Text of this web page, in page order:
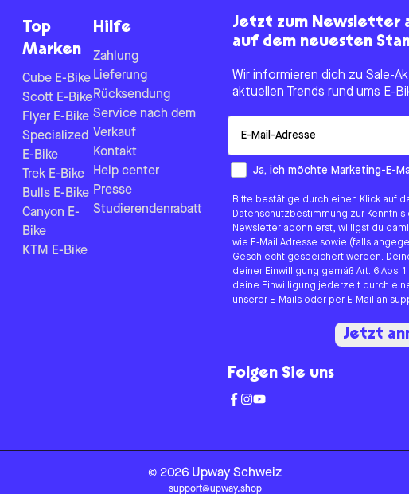
Top
Marken
Cube E-Bike
Scott E-Bike
Flyer E-Bike
Specialized
E-Bike
Trek E-Bike
Bulls E-Bike
Canyon E-
Bike
KTM E-Bike
Hilfe
Zahlung
Lieferung
Rücksendung
Service nach dem
Verkauf
Kontakt
Help center
Presse
Studierendenrabatt
Jetzt zum Newsletter
auf dem neuesten
Wir informieren dich zu Sale-
aktuellen Trends rund ums E-
How would you like to hear from
Ja, ich möchte Marketing-E-
Bitte bestätige durch einen Klick auf
Datenschutzbestimmung zur
Newsletter abonnierst, willigst du
wie E-Mail Adresse sowie (falls
Geschlecht gespeichert werden.
deiner Einwilligung gemäß Art. 6 Abs.
deine Einwilligung jederzeit durch
unserer E-Mails oder per E-Mail an
Jetzt
Folgen Sie uns
© 2026 Upway Schweiz
support@upway.shop